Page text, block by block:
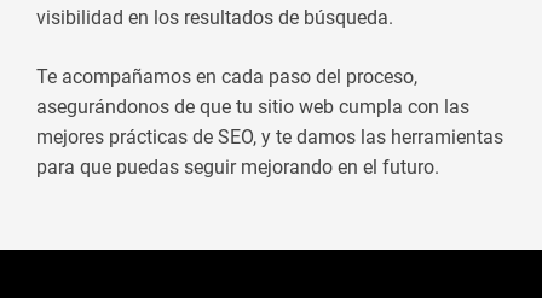
visibilidad en los resultados de búsqueda.
Te acompañamos en cada paso del proceso,
asegurándonos de que tu sitio web cumpla con las
mejores prácticas de SEO, y te damos las herramientas
para que puedas seguir mejorando en el futuro.